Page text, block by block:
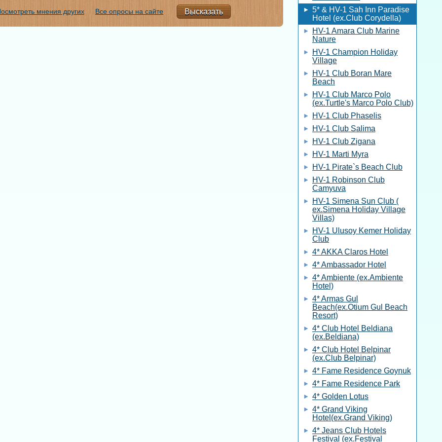
мнения других Все опросы на сайте
5* & HV-1 Sah Inn Paradise
Hotel (ex.Club Corydella)
HV-1 Amara Club Marine
Nature
HV-1 Champion Holiday
Village
HV-1 Club Boran Mare
Beach
HV-1 Club Marco Polo
(ex.Turtle's Marco Polo Club)
HV-1 Club Phaselis
HV-1 Club Salima
HV-1 Club Zigana
HV-1 Marti Myra
HV-1 Pirate`s Beach Club
HV-1 Robinson Club
Camyuva
HV-1 Simena Sun Club (
ex.Simena Holiday Village
Villas)
HV-1 Ulusoy Kemer Holiday
Club
4* AKKA Claros Hotel
4* Ambassador Hotel
4* Ambiente (ex.Ambiente
Hotel)
4* Armas Gul
Beach(ex.Otium Gul Beach
Resort)
4* Club Hotel Beldiana
(ex.Beldiana)
4* Club Hotel Belpinar
(ex.Club Belpinar)
4* Fame Residence Goynuk
4* Fame Residence Park
4* Golden Lotus
4* Grand Viking
Hotel(ex.Grand Viking)
4* Jeans Club Hotels
Festival (ex.Festival